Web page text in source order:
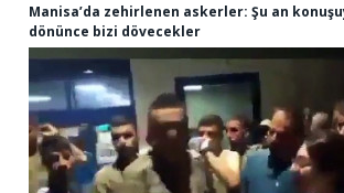
Manisa’da zehirlenen askerler: Şu an
dönünce bizi dövecekler